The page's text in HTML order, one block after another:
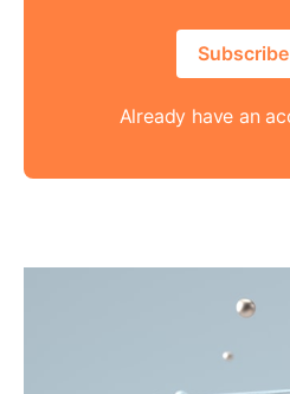
Already have an